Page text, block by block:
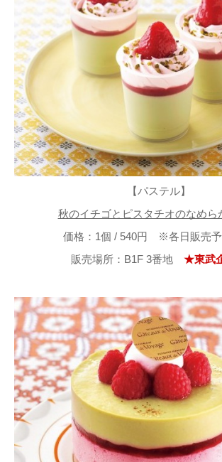
【パステル】
秋のイチゴとピスタチオのなめら
価格：1個 / 540円 ※各日販売予
販売場所：B1F 3番地 ★東武